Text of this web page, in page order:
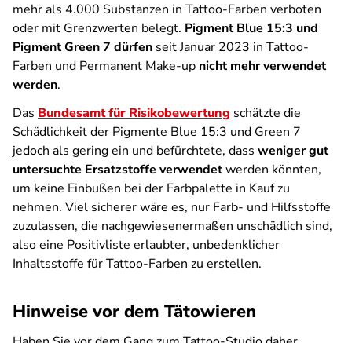
mehr als 4.000 Substanzen in Tattoo-Farben verboten
oder mit Grenzwerten belegt. Pigment Blue 15:3 und
Pigment Green 7 dürfen seit Januar 2023 in Tattoo-
Farben und Permanent Make-up nicht mehr verwendet
werden.
Das Bundesamt für Risikobewertung schätzte die
Schädlichkeit der Pigmente Blue 15:3 und Green 7
jedoch als gering ein und befürchtete, dass weniger gut
untersuchte Ersatzstoffe verwendetwerden könnten,
um keine Einbußen bei der Farbpalette in Kauf zu
nehmen. Viel sicherer wäre es, nur Farb- und Hilfsstoffe
zuzulassen, die nachgewiesenermaßen unschädlich sind,
also eine Positivliste erlaubter, unbedenklicher
Inhaltsstoffe für Tattoo-Farben zu erstellen.
Hinweise vor dem Tätowieren